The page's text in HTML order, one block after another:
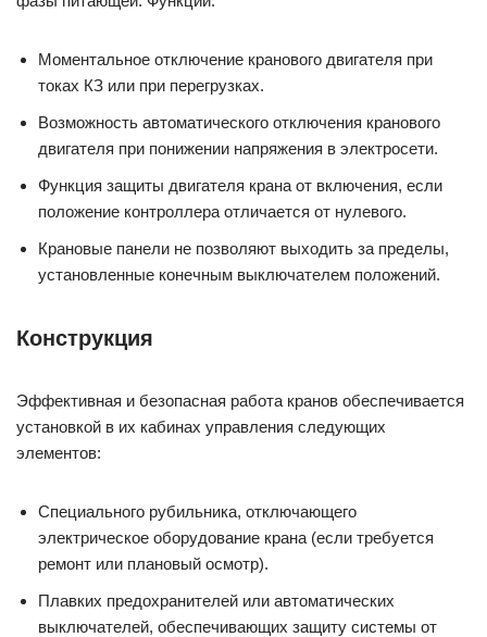
Моментальное отключение кранового двигателя при
токах КЗ или при перегрузках.
Возможность автоматического отключения кранового
двигателя при понижении напряжения в электросети.
Функция защиты двигателя крана от включения, если
положение контроллера отличается от нулевого.
Крановые панели не позволяют выходить за пределы,
установленные конечным выключателем положений.
Конструкция
Эффективная и безопасная работа кранов обеспечивается
установкой в их кабинах управления следующих
элементов:
Специального рубильника, отключающего
электрическое оборудование крана (если требуется
ремонт или плановый осмотр).
Плавких предохранителей или автоматических
выключателей, обеспечивающих защиту системы от